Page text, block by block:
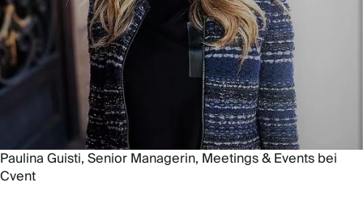
Paulina Guisti, Senior Managerin, Meetings & Events bei
Cvent